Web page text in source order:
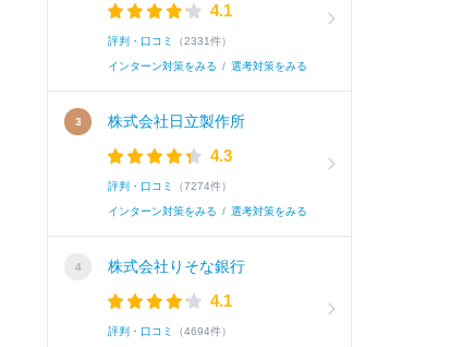
4.1
評判・口コミ （2331件）
インターン対策をみる / 選考対策をみる
株式会社日立製作所
4.3
評判・口コミ （7274件）
インターン対策をみる / 選考対策をみる
株式会社りそな銀行
4.1
評判・口コミ （4694件）